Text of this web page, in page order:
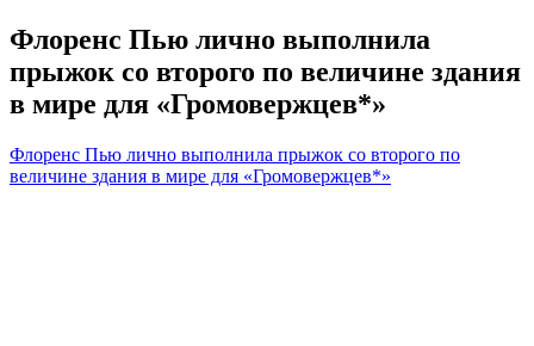
Флоренс Пью лично выполнила
прыжок со второго по величине здания
в мире для «Громовержцев*»
Флоренс Пью лично выполнила прыжок со второго по
величине здания в мире для «Громовержцев*»